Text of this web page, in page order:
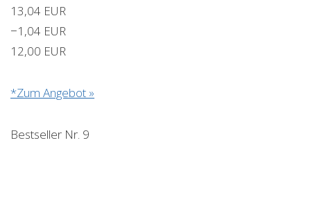
13,04 EUR
−1,04 EUR
12,00 EUR
*Zum Angebot »
Bestseller Nr. 9